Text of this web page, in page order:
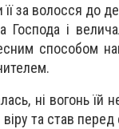
за волосся до
і
способом
ні вогонь їй
та став перед